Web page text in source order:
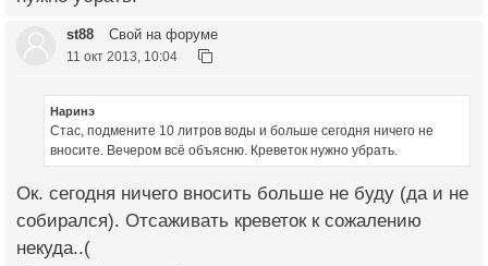
st88 Свой на форуме
11 окт 2013, 10:04
Наринэ
Стас, подмените 10 литров воды и больше сегодня ничего не
вносите. Вечером всё объясню. Креветок нужно убрать.
Ок. сегодня ничего вносить больше не буду (да и не
собирался). Отсаживать креветок к сожалению
некуда..(